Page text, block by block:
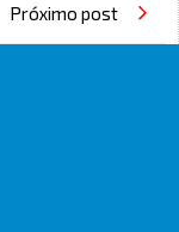
Próximo post